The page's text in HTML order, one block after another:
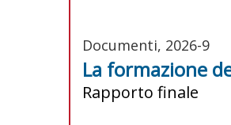
Documenti, 2026-9
La formazione
Rapporto finale